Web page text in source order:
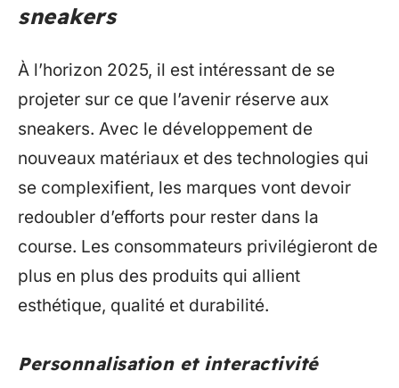
sneakers
À l’horizon 2025, il est intéressant de se
projeter sur ce que l’avenir réserve aux
sneakers. Avec le développement de
nouveaux matériaux et des technologies qui
se complexifient, les marques vont devoir
redoubler d’efforts pour rester dans la
course. Les consommateurs privilégieront de
plus en plus des produits qui allient
esthétique, qualité et durabilité.
Personnalisation et interactivité